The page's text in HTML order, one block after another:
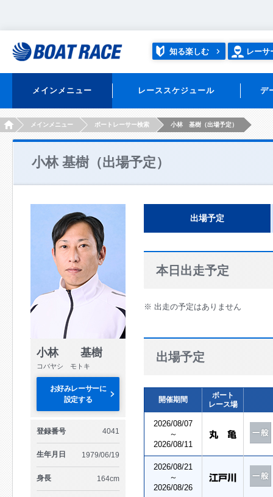
知る楽しむ レーサ
メインメニュー レーススケジュール デ
HOMEメインメニュー ボートレーサー検索 小林 基樹（出場予定）
小林 基樹（出場予定）
小林 基樹
コバヤシ モトキ
お好みレーサーに
設定する
登録番号 4041
生年月日 1979/06/19
身長 164cm
出場予定
本日出走予定
※ 出走の予定はありません
出場予定
開催期間
ボート
レース場
2026/08/07
～
2026/08/11
2026/08/21
～
2026/08/26